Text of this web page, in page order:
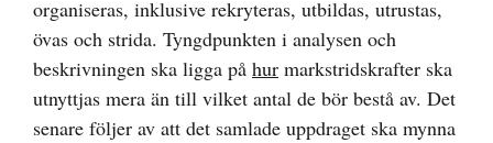
organiseras, inklusive rekryteras, utbildas, utrustas,
övas och strida. Tyngdpunkten i analysen och
beskrivningen ska ligga på hur markstridskrafter ska
utnyttjas mera än till vilket antal de bör bestå av. Det
senare följer av att det samlade uppdraget ska mynna